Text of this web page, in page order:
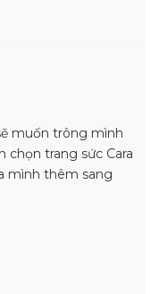
muốn trông mình
chọn trang sức Cara
mình thêm sang